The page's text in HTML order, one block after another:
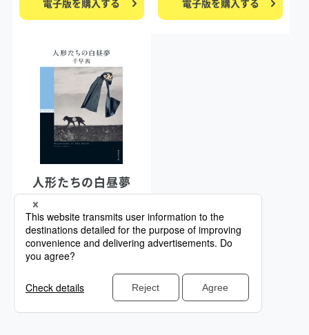
電子版を購入する 電子版を購入する
人形たちの白昼夢
詳細を見る
購入する